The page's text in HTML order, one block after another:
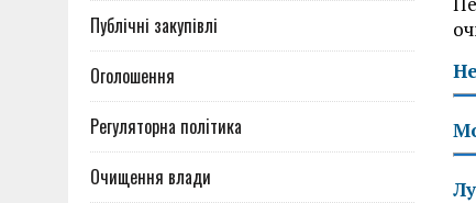
Публічні закупівлі
Оголошення
Регуляторна полiтика
Очищення влади